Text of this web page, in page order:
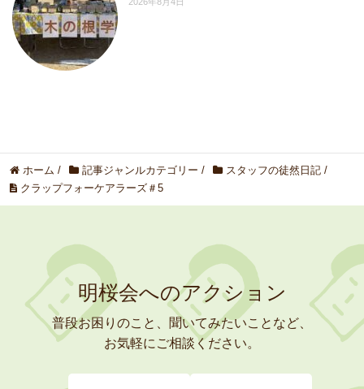
ホーム / 記事ジャンルカテゴリー / スタッフの徒然日記 /
クラップフォーケアラーズ＃5
明桜会へのアクション
普段お困りのこと、聞いてみたいことなど、
お気軽にご相談ください。